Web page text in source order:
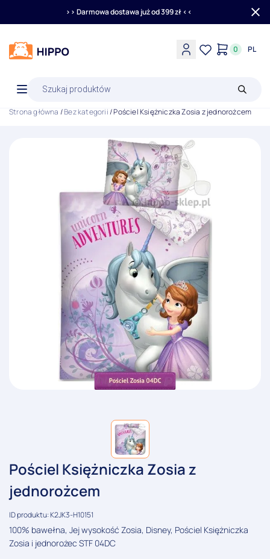
>> Darmowa dostawa już od 399 zł <<
0 PL
produktów
Strona główna /Bez kategorii/ Pościel Księżniczka Zosia z jednorożcem
Pościel Księżniczka Zosia z
jednorożcem
ID produktu: K2JK3-H10151
100% bawełna, Jej wysokość Zosia, Disney, Pościel Księżniczka
Zosia i jednorożec STF 04DC